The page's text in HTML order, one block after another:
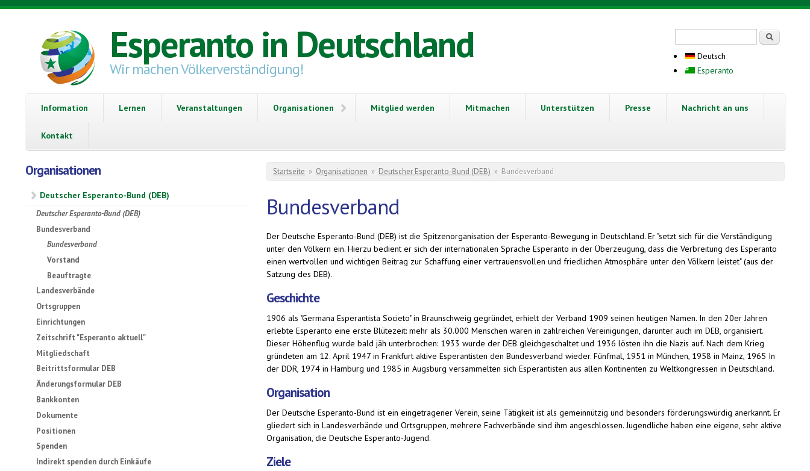
Direkt zum Inhalt
Esperanto in Deutschland
Wir machen Völkerverständigung!
Deutsch
Esperanto
Information Lernen Veranstaltungen Organisationen Mitglied werden Mitmachen Unterstützen Presse Nachricht an uns
Kontakt
Organisationen
Deutscher Esperanto-Bund (DEB)
Deutscher Esperanto-Bund (DEB)
Bundesverband
Bundesverband
Vorstand
Beauftragte
Landesverbände
Ortsgruppen
Einrichtungen
Zeitschrift "Esperanto aktuell"
Mitgliedschaft
Beitrittsformular DEB
Änderungsformular DEB
Bankkonten
Dokumente
Positionen
Spenden
Indirekt spenden durch Einkäufe
Sie sind hier
Startseite » Organisationen » Deutscher Esperanto-Bund (DEB) » Bundesverband
Bundesverband
Der Deutsche Esperanto-Bund (DEB) ist die Spitzenorganisation der Esperanto-Bewegung in Deutschland. Er "setzt sich für die Verständigung
unter den Völkern ein. Hierzu bedient er sich der internationalen Sprache Esperanto in der Überzeugung, dass die Verbreitung des Esperanto
einen wertvollen und wichtigen Beitrag zur Schaffung einer vertrauensvollen und friedlichen Atmosphäre unter den Völkern leistet" (aus der
Satzung des DEB).
Geschichte
1906 als "Germana Esperantista Societo" in Braunschweig gegründet, erhielt der Verband 1909 seinen heutigen Namen. In den 20er Jahren
erlebte Esperanto eine erste Blütezeit: mehr als 30.000 Menschen waren in zahlreichen Vereinigungen, darunter auch im DEB, organisiert.
Dieser Höhenflug wurde bald jäh unterbrochen: 1933 wurde der DEB gleichgeschaltet und 1936 lösten ihn die Nazis auf. Nach dem Krieg
gründeten am 12. April 1947 in Frankfurt aktive Esperantisten den Bundesverband wieder. Fünfmal, 1951 in München, 1958 in Mainz, 1965 In
der DDR, 1974 in Hamburg und 1985 in Augsburg versammelten sich Esperantisten aus allen Kontinenten zu Weltkongressen in Deutschland.
Organisation
Der Deutsche Esperanto-Bund ist ein eingetragener Verein, seine Tätigkeit ist als gemeinnützig und besonders förderungswürdig anerkannt. Er
gliedert sich in Landesverbände und Ortsgruppen, mehrere Fachverbände sind ihm angeschlossen. Jugendliche haben eine eigene, sehr aktive
Organisation, die Deutsche Esperanto-Jugend.
Ziele